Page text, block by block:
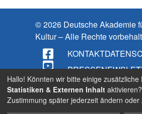
© 2026 Deutsche Akademie
Kultur – Alle Rechte
KONTAKT
PRESSE
IMPRESSUM
Hallo! Könnten wir bitte einige zusätzliche
Statistiken & Externen Inhalt
Zustimmung später jederzeit ändern oder